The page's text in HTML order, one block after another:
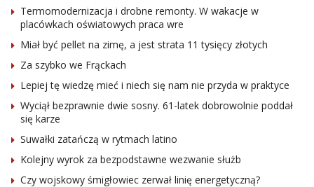
Termomodernizacja i drobne remonty. W wakacje w
placówkach oświatowych praca wre
Miał być pellet na zimę, a jest strata 11 tysięcy złotych
Za szybko we Frąckach
Lepiej tę wiedzę mieć i niech się nam nie przyda w praktyce
Wyciął bezprawnie dwie sosny. 61-latek dobrowolnie poddał
się karze
Suwałki zatańczą w rytmach latino
Kolejny wyrok za bezpodstawne wezwanie służb
Czy wojskowy śmigłowiec zerwał linię energetyczną?